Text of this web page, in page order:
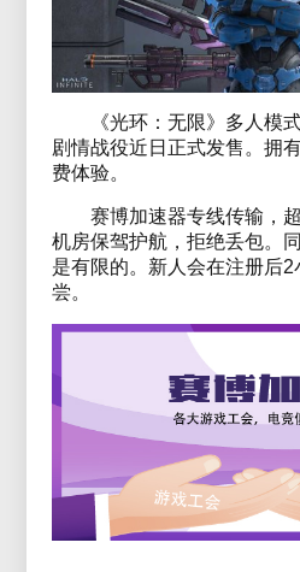
《光环：无限》多人模
剧情战役近日正式发售。拥
费体验。
赛博加速器专线传输，
机房保驾护航，拒绝丢包。
是有限的。新人会在注册后
尝。